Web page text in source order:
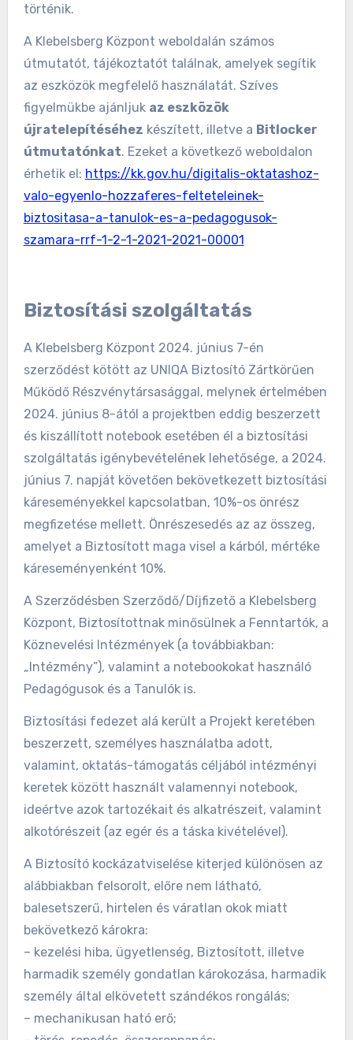
történik.
A Klebelsberg Központ weboldalán számos
útmutatót, tájékoztatót találnak, amelyek segítik
az eszközök megfelelő használatát. Szíves
figyelmükbe ajánljuk az eszközök
újratelepítéséhez készített, illetve a Bitlocker
útmutatónkat. Ezeket a következő weboldalon
érhetik el: https://kk.gov.hu/digitalis-oktatashoz-
valo-egyenlo-hozzaferes-felteteleinek-
biztositasa-a-tanulok-es-a-pedagogusok-
szamara-rrf-1-2-1-2021-2021-00001
Biztosítási szolgáltatás
A Klebelsberg Központ 2024. június 7-én
szerződést kötött az UNIQA Biztosító Zártkörűen
Működő Részvénytársasággal, melynek értelmében
2024. június 8-ától a projektben eddig beszerzett
és kiszállított notebook esetében él a biztosítási
szolgáltatás igénybevételének lehetősége, a 2024.
június 7. napját követően bekövetkezett biztosítási
káreseményekkel kapcsolatban, 10%-os önrész
megfizetése mellett. Önrészesedés az az összeg,
amelyet a Biztosított maga visel a kárból, mértéke
káreseményenként 10%.
A Szerződésben Szerződő/Díjfizető a Klebelsberg
Központ, Biztosítottnak minősülnek a Fenntartók, a
Köznevelési Intézmények (a továbbiakban:
„Intézmény”), valamint a notebookokat használó
Pedagógusok és a Tanulók is.
Biztosítási fedezet alá került a Projekt keretében
beszerzett, személyes használatba adott,
valamint, oktatás-támogatás céljából intézményi
keretek között használt valamennyi notebook,
ideértve azok tartozékait és alkatrészeit, valamint
alkotórészeit (az egér és a táska kivételével).
A Biztosító kockázatviselése kiterjed különösen az
alábbiakban felsorolt, előre nem látható,
balesetszerű, hirtelen és váratlan okok miatt
bekövetkező károkra:
– kezelési hiba, ügyetlenség, Biztosított, illetve
harmadik személy gondatlan károkozása, harmadik
személy által elkövetett szándékos rongálás;
– mechanikusan ható erő;